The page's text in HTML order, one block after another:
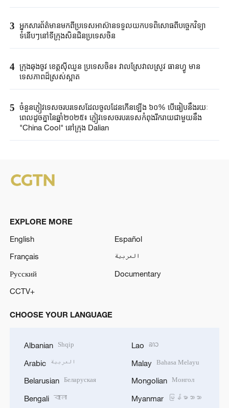
3 អ្នកសារព័ត៌មានមកពីប្រទេស​អាស៊ានទទួលយកបទពិសោធពីបច្ចេកវិទ្យា
ទំនើបៗនៅទីក្រុងសិនជិនប្រទេសចិន
4 ក្រុងឆុងចូវ ខេត្តស៊ីឈួន ប្រទេសចិន៖ វាលស្រែវាលស្រូវ ធានហ្វូ មាន
ទេសភាពដ៏ស្រស់ស្អាត
5 ចំនួនភ្ញៀវទេសចរបរទេសដែលចូលដែនកើនឡើង ៦០% បើធៀបនឹងរយៈ
ពេលដូចគ្នានៃឆ្នាំ២០២៥៖ ភ្ញៀវទេសចរបរទេសកំពុងរីករាយជាមួយនឹង
"China Cool" នៅក្រុង Dalian
EXPLORE MORE
English
Español
Français
العربية
Русский
Documentary
CCTV+
CHOOSE YOUR LANGUAGE
Albanian Shqip
Arabic العربية
Belarusian Беларуская
Bengali বাংলা
Lao ລາວ
Malay Bahasa Melayu
Mongolian Монгол
Myanmar မြန်မာဘာသာ